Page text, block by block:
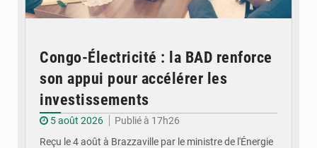
Congo-Électricité : la BAD renforce
son appui pour accélérer les
investissements
5 août 2026
Publié à 17h26
Reçu le 4 août à Brazzaville par le ministre de l'Énergie